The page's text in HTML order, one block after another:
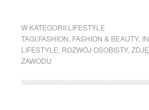
W KATEGORII:LIFESTYLE
TAGI:FASHION FASHION & BEAUTY,
LIFESTYLE ROZWÓJ OSOBISTY,
ZAWODU